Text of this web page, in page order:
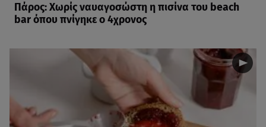
Πάρος: Χωρίς ναυαγοσώστη η πισίνα του beach
bar όπου πνίγηκε ο 4χρονος